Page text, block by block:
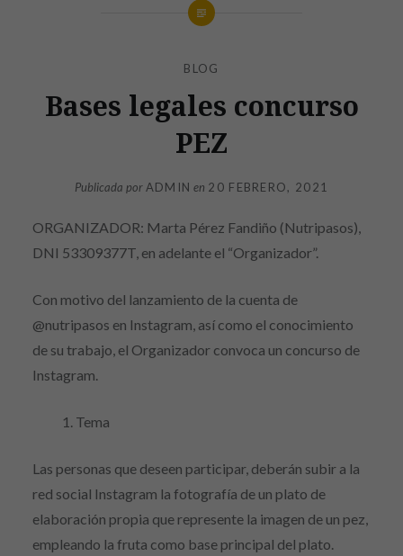
BLOG
Bases legales concurso
PEZ
Publicada por ADMIN en 20 FEBRERO, 2021
ORGANIZADOR: Marta Pérez Fandiño (Nutripasos),
DNI 53309377T, en adelante el “Organizador”.
Con motivo del lanzamiento de la cuenta de
@nutripasos en Instagram, así como el conocimiento
de su trabajo, el Organizador convoca un concurso de
Instagram.
Tema
Las personas que deseen participar, deberán subir a la
red social Instagram la fotografía de un plato de
elaboración propia que represente la imagen de un pez,
empleando la fruta como base principal del plato.